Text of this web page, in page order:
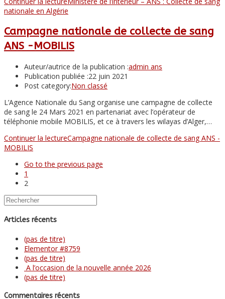
nationale en Algérie
Campagne nationale de collecte de sang
ANS -MOBILIS
Auteur/autrice de la publication :admin ans
Publication publiée :22 juin 2021
Post category:Non classé
L’Agence Nationale du Sang organise une campagne de collecte
de sang le 24 Mars 2021 en partenariat avec l’opérateur de
téléphonie mobile MOBILIS, et ce à travers les wilayas d’Alger,…
Continuer la lectureCampagne nationale de collecte de sang ANS -
MOBILIS
Go to the previous page
1
2
Articles récents
(pas de titre)
Elementor #8759
(pas de titre)
A l’occasion de la nouvelle année 2026
(pas de titre)
Commentaires récents